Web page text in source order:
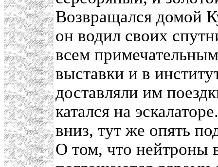
Возвращался домой
он водил своих
всем
выставки и в
доставляли им
катался на
вниз, тут же опять
О том, что нейтроны